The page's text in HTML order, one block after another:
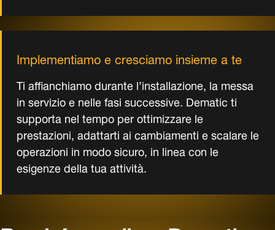
Implementiamo e cresciamo insieme a te
Ti affianchiamo durante l’installazione, la messa
in servizio e nelle fasi successive. Dematic ti
supporta nel tempo per ottimizzare le
prestazioni, adattarti ai cambiamenti e scalare le
operazioni in modo sicuro, in linea con le
esigenze della tua attività.